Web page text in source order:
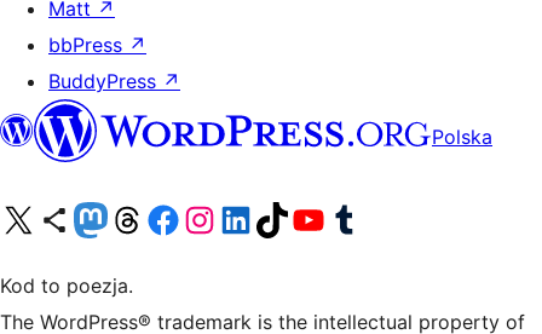
Matt ↗
bbPress ↗
BuddyPress ↗
Polska
Odwiedź nasze konto X (dawniej Twitter)
Odwiedź nasze konto Bluesky
Odwiedź nasze konto na Mastodoncie
Odwiedź naszego Threadsa
Odwiedź naszego Facebooka
Odwiedź nasze konto na Instagramie
Odwiedź nasze konto na LinkedIn
Odwiedź naszego TikToka
Odwiedź nasz kanał YouTube
Odwiedź naszego Tumblra
Kod to poezja.
The WordPress® trademark is the intellectual property of